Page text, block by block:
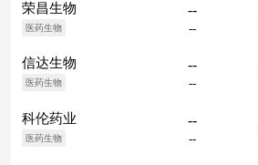
荣昌生物
医药生物
--
--
信达生物
医药生物
--
--
科伦药业
医药生物
--
--